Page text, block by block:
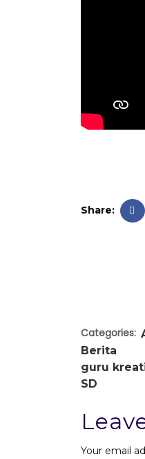
Share:
Categories:
Berita
guru
SD
Your email